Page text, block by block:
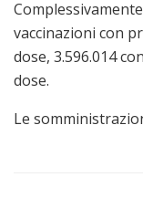
vaccinazioni con
dose, 3.596.014
dose.
Le